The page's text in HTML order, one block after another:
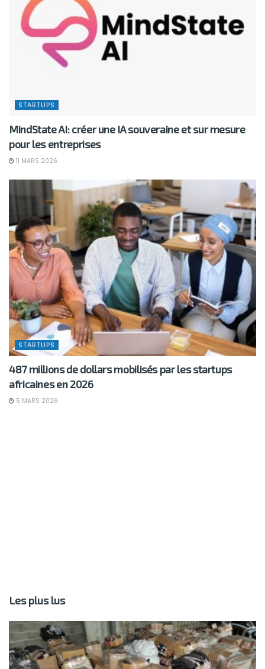
STARTUPS
MindState AI: créer une IA souveraine et sur mesure
pour les entreprises
11 MARS 2026
STARTUPS
487 millions de dollars mobilisés par les startups
africaines en 2026
5 MARS 2026
Les plus lus